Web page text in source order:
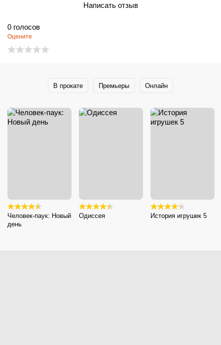
Написать отзыв
0 голосов
Оцените
В прокате Премьеры Онлайн
Человек-паук: Новый
день
Одиссея История игрушек 5